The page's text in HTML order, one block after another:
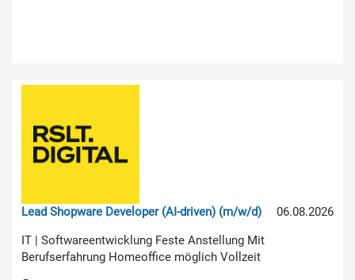
06.08.2026
Lead Shopware Developer (AI-driven) (m/w/d)
IT | Softwareentwicklung Feste Anstellung Mit
Berufserfahrung Homeoffice möglich Vollzeit